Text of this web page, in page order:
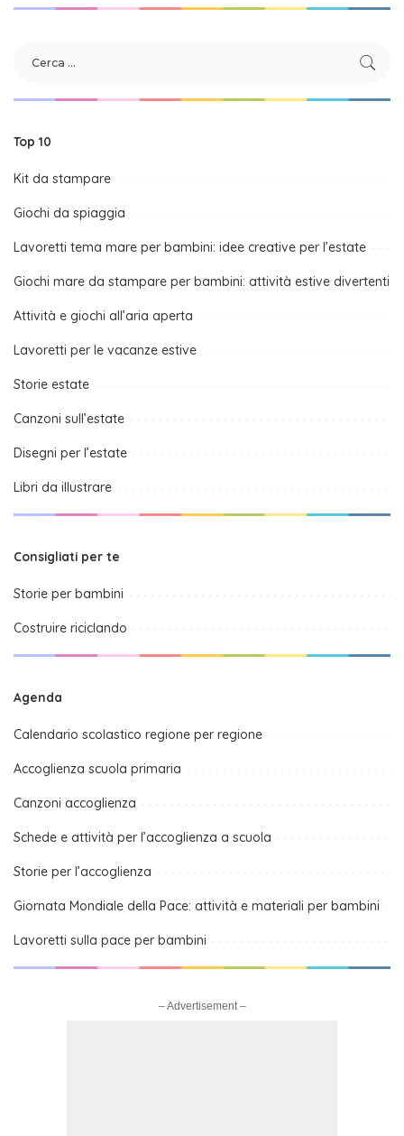
Top 10
Kit da stampare
Giochi da spiaggia
Lavoretti tema mare per bambini: idee creative per l’estate
Giochi mare da stampare per bambini: attività estive divertenti
Attività e giochi all’aria aperta
Lavoretti per le vacanze estive
Storie estate
Canzoni sull’estate
Disegni per l’estate
Libri da illustrare
Consigliati per te
Storie per bambini
Costruire riciclando
Agenda
Calendario scolastico regione per regione
Accoglienza scuola primaria
Canzoni accoglienza
Schede e attività per l’accoglienza a scuola
Storie per l’accoglienza
Giornata Mondiale della Pace: attività e materiali per bambini
Lavoretti sulla pace per bambini
– Advertisement –